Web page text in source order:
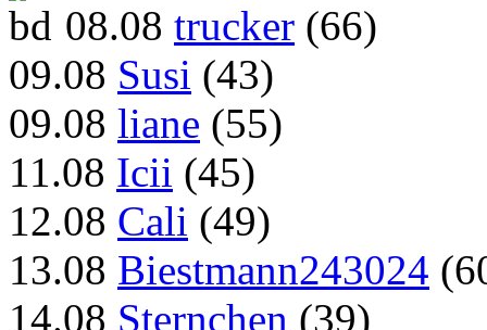
08.08 trucker (66)
09.08 Susi (43)
09.08 liane (55)
11.08 Icii (45)
12.08 Cali (49)
13.08 Biestmann243024
14.08 Sternchen (39)